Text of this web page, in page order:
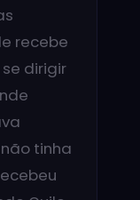
recebe
dirigir
tinha